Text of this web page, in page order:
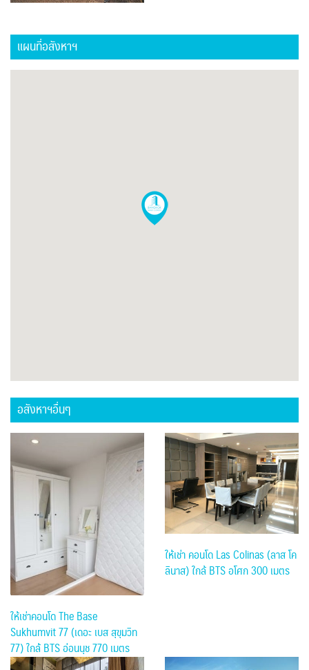
แผนที่อสังหาฯ
อสังหาฯอื่นๆ
ให้เช่าคอนโด The Base
Sukhumvit 77 (เดอะ เบส สุขุมวิท
77) ใกล้ BTS อ่อนนุช 770 เมตร
ให้เช่า คอนโด Las Colinas (ลาส โค
ลินาส) ใกล้ BTS อโศก 300 เมตร